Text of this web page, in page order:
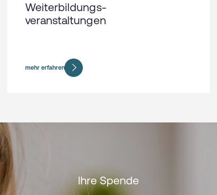
Weiterbildungs-
veranstaltungen
mehr erfahren
Ihre Spende